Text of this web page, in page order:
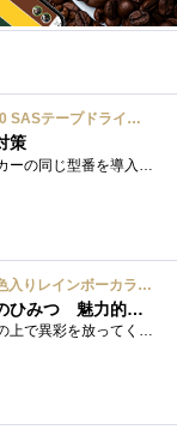
StoreEver LTO6 Ultrium 6250 SASテープドライブ(内蔵型)
策
ハズブロ(HASBRO) 約56g 8色入りレインボーカラーのプレイ・ドー、新学期用品、2才以上のプリスクールの子供向け、子供向けのアート&クラフト 粘土 ねんど、こどもの日、子供の日プレゼント
映画ちいかわ・人魚の島のひみつ 魅力的なビラン：セイレーンを造ってみた